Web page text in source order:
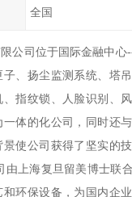
全国
限公司位于国际金融中
、扬尘监测系统、塔
指纹锁、人脸识别、
体的化公司，同时还
使公司获得了坚实的
由上海复旦留美博士联
环保设备，为国内企